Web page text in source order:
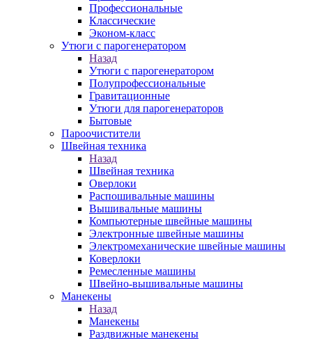
Профессиональные
Классические
Эконом-класс
Утюги с парогенератором
Назад
Утюги с парогенератором
Полупрофессиональные
Гравитационные
Утюги для парогенераторов
Бытовые
Пароочистители
Швейная техника
Назад
Швейная техника
Оверлоки
Распошивальные машины
Вышивальные машины
Компьютерные швейные машины
Электронные швейные машины
Электромеханические швейные машины
Коверлоки
Ремесленные машины
Швейно-вышивальные машины
Манекены
Назад
Манекены
Раздвижные манекены